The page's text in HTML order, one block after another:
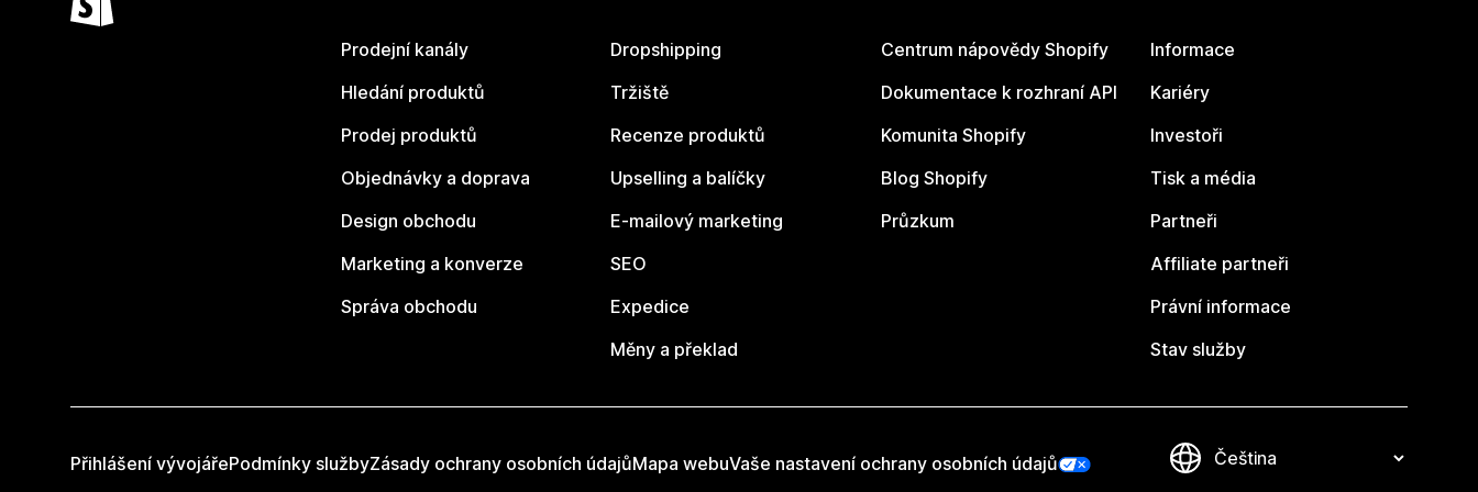
Prodejní kanály
Hledání produktů
Prodej produktů
Objednávky a doprava
Design obchodu
Marketing a konverze
Správa obchodu
Dropshipping
Tržiště
Recenze produktů
Upselling a balíčky
E-mailový marketing
SEO
Expedice
Měny a překlad
Centrum nápovědy Shopify
Dokumentace k rozhraní API
Komunita Shopify
Blog Shopify
Průzkum
Informace
Kariéry
Investoři
Tisk a média
Partneři
Affiliate partneři
Právní informace
Stav služby
Přihlášení vývojářePodmínky službyZásady ochrany osobních údajůMapa webuVaše nastavení ochrany osobních údajů